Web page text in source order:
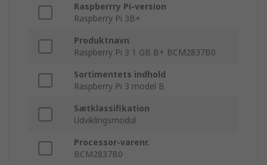
Raspberrry Pi-version
Raspberry Pi 3B+
Produktnavn
Raspberry Pi 3 1 GB B+ BCM2837B0
Sortimentets indhold
Raspberry Pi 3 model B
Sætklassifikation
Udviklingsmodul
Processor-varenr.
BCM2837B0